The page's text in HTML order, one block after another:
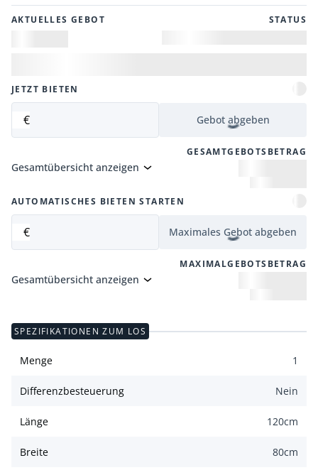
AKTUELLES GEBOT STATUS
JETZT BIETEN
€ Gebot abgeben
GESAMTGEBOTSBETRAG
Gesamtübersicht anzeigen
AUTOMATISCHES BIETEN STARTEN
€ Maximales Gebot abgeben
MAXIMALGEBOTSBETRAG
Gesamtübersicht anzeigen
SPEZIFIKATIONEN ZUM LOS
Menge 1
Differenzbesteuerung Nein
Länge 120cm
Breite 80cm